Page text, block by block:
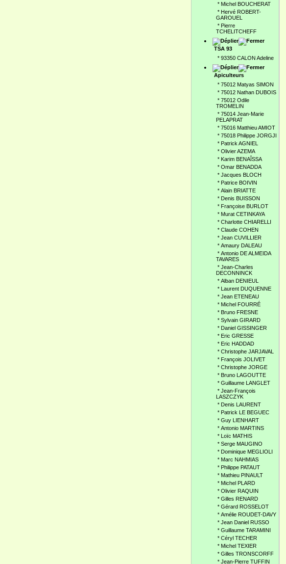
* Michel BOUCHERAT
* Hervé ROBERT-
GAROUEL
* Pierre
TCHELITCHEFF
TSA 93
* 93350 CALON Adeline
Apiculteurs
* 75012 Matyas SIMON
* 75012 Nathan DUBOIS
* 75012 Odile
TROMELIN
* 75014 Jean-Marie
PELAPRAT
* 75016 Matthieu AMIOT
* 75018 Philippe JORGJI
* Patrick AGNIEL
* Olivier AZEMA
* Karim BENAÎSSA
* Omar BENADDA
* Jacques BLOCH
* Patrice BOIVIN
* Alain BRIATTE
* Denis BUISSON
* Françoise BURLOT
* Murat CETINKAYA
* Charlotte CHIARELLI
* Claude COHEN
* Jean CUVILLIER
* Amaury DALEAU
* Antonio DE ALMEIDA
TAVARES
* Jean-Charles
DECONNINCK
* Alban DENIEUL
* Laurent DUQUENNE
* Jean ETENEAU
* Michel FOURRÉ
* Bruno FRESNE
* Sylvain GIRARD
* Daniel GISSINGER
* Eric GRESSE
* Eric HADDAD
* Christophe JARJAVAL
* François JOLIVET
* Christophe JORGE
* Bruno LAGOUTTE
* Guillaume LANGLET
* Jean-François
LASZCZYK
* Denis LAURENT
* Patrick LE BEGUEC
* Guy LIENHART
* Antonio MARTINS
* Loïc MATHIS
* Serge MAUGINO
* Dominique MEGLIOLI
* Marc NAHMIAS
* Philippe PATAUT
* Mathieu PINAULT
* Michel PLARD
* Olivier RAQUIN
* Gilles RENARD
* Gérard ROSSELOT
* Amélie ROUDET-DAVY
* Jean Daniel RUSSO
* Guillaume TARAMINI
* Céryl TECHER
* Michel TEXIER
* Gilles TRONSCORFF
* Jean-Pierre TUFFIN